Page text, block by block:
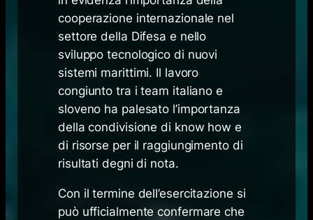
cooperazione internazionale nel
settore della Difesa e nello
sviluppo tecnologico di nuovi
sistemi marittimi. Il lavoro
congiunto tra i team italiano e
sloveno ha palesato l’importanza
della condivisione di know how e
di risorse per il raggiungimento di
risultati degni di nota.
Con il termine dell’esercitazione si
può ufficialmente confermare che